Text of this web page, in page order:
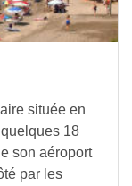
située en
18
son aéroport
par les